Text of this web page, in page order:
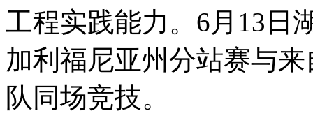
工程实践能力。6月13日
加利福尼亚州分站赛与
队同场竞技。